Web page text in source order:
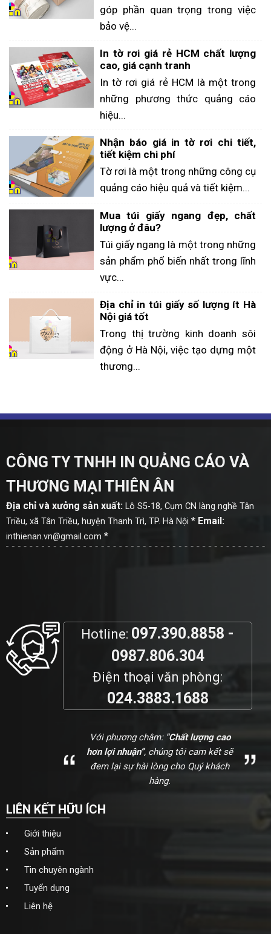
góp phần quan trọng trong việc
bảo vệ...
In tờ rơi giá rẻ HCM chất lượng
cao, giá cạnh tranh
In tờ rơi giá rẻ HCM là một trong
những phương thức quảng cáo
hiệu...
Nhận báo giá in tờ rơi chi tiết,
tiết kiệm chi phí
Tờ rơi là một trong những công cụ
quảng cáo hiệu quả và tiết kiệm...
Mua túi giấy ngang đẹp, chất
lượng ở đâu?
Túi giấy ngang là một trong những
sản phẩm phổ biến nhất trong lĩnh
vực...
Địa chỉ in túi giấy số lượng ít Hà
Nội giá tốt
Trong thị trường kinh doanh sôi
động ở Hà Nội, việc tạo dựng một
thương...
CÔNG TY TNHH IN QUẢNG CÁO VÀ
THƯƠNG MẠI THIÊN ÂN
Địa chỉ và xưởng sản xuất: Lô S5-18, Cụm CN làng nghề Tân
Triều, xã Tân Triều, huyện Thanh Trì, TP. Hà Nội * Email:
inthienan.vn@gmail.com *
Hotline: 097.390.8858 -
0987.806.304
Điện thoại văn phòng:
024.3883.1688
Với phương châm:"Chất lượng cao
hơn lợi nhuận”, chúng tôi cam kết sẽ
đem lại sự hài lòng cho Quý khách
hàng.
LIÊN KẾT HỮU ÍCH
Giới thiệu
Sản phẩm
Tin chuyên ngành
Tuyển dụng
Liên hệ